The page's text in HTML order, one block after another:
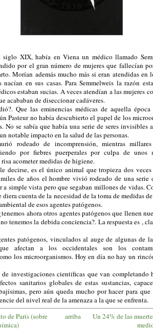
XIX, había en Viena un médico llamado
por el gran número de mujeres que fallecían
Morían además mucho más si eran atendidas en
en sus casas. Para Semmelweis la razón
estaban sucias. A veces atendían a las mujeres
acababan de diseccionar cadáveres.
Que las eminencias médicas de aquella
Pasteur no había descubierto el papel de los
No se sabía que había una serie de seres invisibles
notable impacto en la salud de las personas.
rodeado de incomprensión, mientras
por fiebres puerperales por culpa de unos
acometer medidas de higiene.
decirse, es el único animal que tropieza dos
de años el hombre vivió rodeado de una serie
a simple vista pero que segaban millones de vidas.
diera cuenta de la necesidad de la toma de medidas
de esos agentes patógenos.
ahora otros agentes patógenos que llenen
tenemos la debida conciencia?. La respuesta es ,
patógenos, vinculados al auge de algunas de
que afectan a los occidentales son los
los microorganismos. Hoy en día no hay un
investigaciones científicas que van completando
sanitarios globales de estas sustancias,
pero aún queda mucho por hacer para
del nivel real de la amenaza a la que se enfrenta.
de París (sobre
arriba
Un 24% de las